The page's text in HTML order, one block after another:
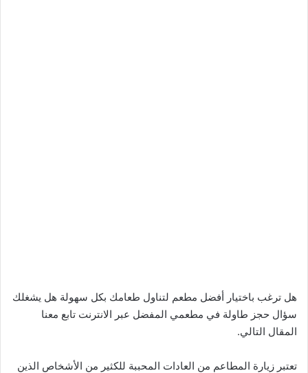
هل ترغب باختيار أفضل مطعم لتناول طعامك بكل سهولة هل يشغلك
سؤال حجز طاولة في مطعمي المفضل عبر الانترنت تابع معنا
المقال التالي.
تعتبر زيارة المطاعم من العادات المحببة للكثير من الأشخاص الذين